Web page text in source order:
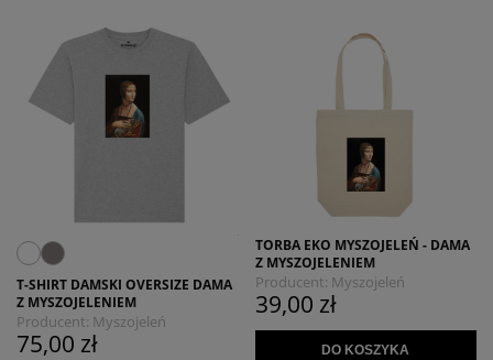
T-SHIRT DAMSKI OVERSIZE DAMA
Z MYSZOJELENIEM
Producent: Myszojeleń
75,00 zł
TORBA EKO MYSZOJELEŃ - DAMA
Z MYSZOJELENIEM
Producent: Myszojeleń
39,00 zł
DO KOSZYKA